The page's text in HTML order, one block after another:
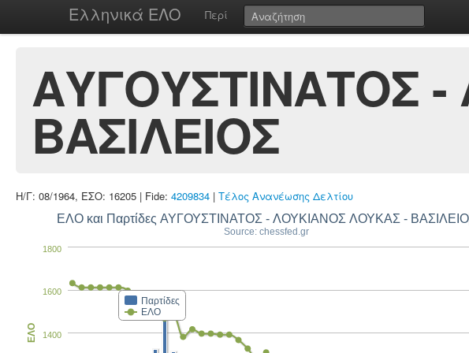
Ελληνικά ΕΛΟ Περί
ΑΥΓΟΥΣΤΙΝΑΤΟΣ
ΒΑΣΙΛΕΙΟΣ
Η/Γ: 08/1964, ΕΣΟ: 16205 | Fide: 4209834 | Τέλος Ανανέωσης Δελτίου
ΕΛΟ και Παρτίδες ΑΥΓΟΥΣΤΙΝΑΤΟΣ - ΛΟΥΚΙΑΝΟΣ ΛΟΥΚΑΣ -
Source: chessfed.gr
Παρτίδες
ΕΛΟ
1400
1600
1800
ΕΛΟ